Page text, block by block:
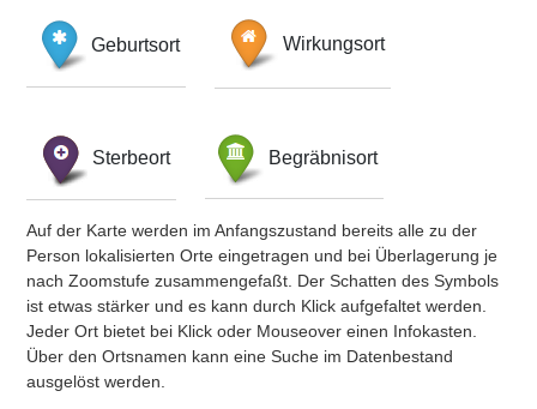
Geburtsort Wirkungsort
Sterbeort Begräbnisort
Auf der Karte werden im Anfangszustand bereits alle zu der
Person lokalisierten Orte eingetragen und bei Überlagerung je
nach Zoomstufe zusammengefaßt. Der Schatten des Symbols
ist etwas stärker und es kann durch Klick aufgefaltet werden.
Jeder Ort bietet bei Klick oder Mouseover einen Infokasten.
Über den Ortsnamen kann eine Suche im Datenbestand
ausgelöst werden.